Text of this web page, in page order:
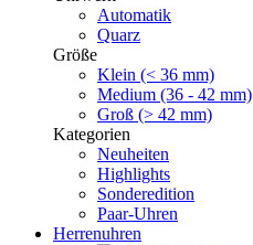
Automatik
Quarz
Größe
Klein (< 36 mm)
Medium (36 - 42 mm)
Groß (> 42 mm)
Kategorien
Neuheiten
Highlights
Sonderedition
Paar-Uhren
Herrenuhren